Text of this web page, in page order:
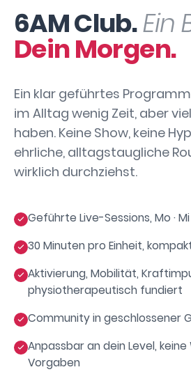
6AM Club.Ein
Dein Morgen.
Ein klar geführtes
im Alltag wenig Zeit, aber
haben. Keine Show, keine
ehrliche, alltagstaugliche
wirklich durchziehst.
Geführte Live-Sessions, Mo · Mi
30 Minuten pro Einheit,
Aktivierung, Mobilität,
physiotherapeutisch fundiert
Community in geschlossener
Anpassbar an dein Level,
Vorgaben